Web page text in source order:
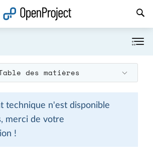
des matières
technique n'est disponible
merci de votre
!
nouvel onglet